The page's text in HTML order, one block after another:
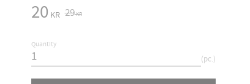
Reduced price:
20 KR Original price:
29KR
Quantity
pc.